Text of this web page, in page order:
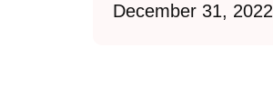
December 31, 2022